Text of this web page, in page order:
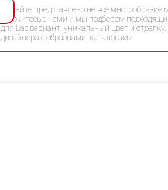
На сайте представлено не все многообразие
Свяжитесь с нами и мы подберем
для Вас вариант, уникальный цвет и
дизайнера с образцами, каталогами